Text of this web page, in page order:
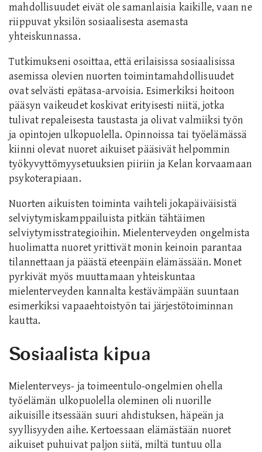
mahdollisuudet eivät ole samanlaisia kaikille, vaan ne
riippuvat yksilön sosiaalisesta asemasta
yhteiskunnassa.
Tutkimukseni osoittaa, että erilaisissa sosiaalisissa
asemissa olevien nuorten toimintamahdollisuudet
ovat selvästi epätasa-arvoisia. Esimerkiksi hoitoon
pääsyn vaikeudet koskivat erityisesti niitä, jotka
tulivat repaleisesta taustasta ja olivat valmiiksi työn
ja opintojen ulkopuolella. Opinnoissa tai työelämässä
kiinni olevat nuoret aikuiset pääsivät helpommin
työkyvyttömyysetuuksien piiriin ja Kelan korvaamaan
psykoterapiaan.
Nuorten aikuisten toiminta vaihteli jokapäiväisistä
selviytymiskamppailuista pitkän tähtäimen
selviytymisstrategioihin. Mielenterveyden ongelmista
huolimatta nuoret yrittivät monin keinoin parantaa
tilannettaan ja päästä eteenpäin elämässään. Monet
pyrkivät myös muuttamaan yhteiskuntaa
mielenterveyden kannalta kestävämpään suuntaan
esimerkiksi vapaaehtoistyön tai järjestötoiminnan
kautta.
Sosiaalista kipua
Mielenterveys- ja toimeentulo-ongelmien ohella
työelämän ulkopuolella oleminen oli nuorille
aikuisille itsessään suuri ahdistuksen, häpeän ja
syyllisyyden aihe. Kertoessaan elämästään nuoret
aikuiset puhuivat paljon siitä, miltä tuntuu olla